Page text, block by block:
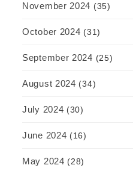
November 2024 (35)
October 2024 (31)
September 2024 (25)
August 2024 (34)
July 2024 (30)
June 2024 (16)
May 2024 (28)